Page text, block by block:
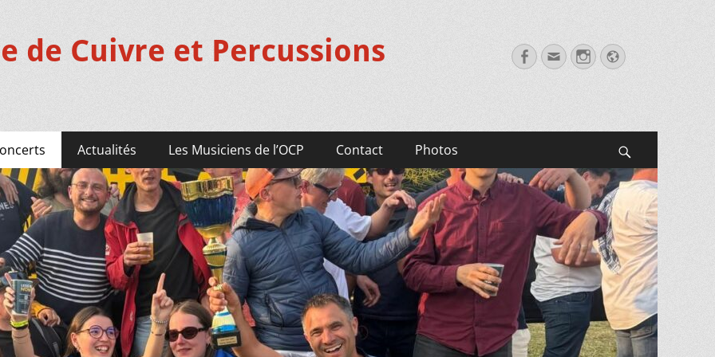
de Cuivre et Percussions Facebook
EmailInstagram
Website
Actualités Les Musiciens de l’OCP Contact Photos